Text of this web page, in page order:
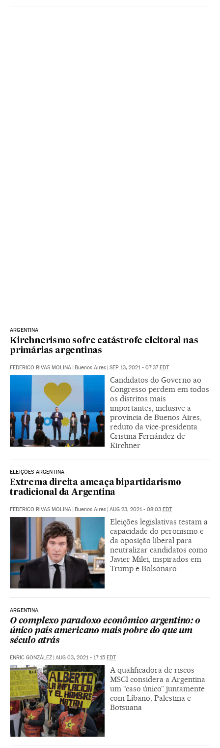
ARGENTINA
Kirchnerismo sofre catástrofe eleitoral nas
primárias argentinas
FEDERICO RIVAS MOLINA | Buenos Aires | SEP 13, 2021 - 07:37EDT
Candidatos do Governo ao
Congresso perdem em todos
os distritos mais
importantes, inclusive a
província de Buenos Aires,
reduto da vice-presidenta
Cristina Fernández de
Kirchner
ELEIÇÕES ARGENTINA
Extrema direita ameaça bipartidarismo
tradicional da Argentina
FEDERICO RIVAS MOLINA | Buenos Aires | AUG 23, 2021 - 08:03 EDT
Eleições legislativas testam a
capacidade do peronismo e
da oposição liberal para
neutralizar candidatos como
Javier Milei, inspirados em
Trump e Bolsonaro
ARGENTINA
O complexo paradoxo econômico argentino: o
único país americano mais pobre do que um
século atrás
ENRIC GONZÁLEZ | AUG 03, 2021 - 17:15 EDT
A qualificadora de riscos
MSCI considera a Argentina
um “caso único” juntamente
com Líbano, Palestina e
Botsuana